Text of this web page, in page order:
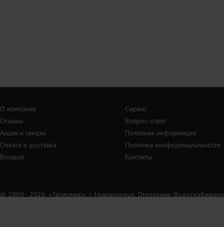
О компании
Сервис
Отзывы
Вопрос-ответ
Акции и скидки
Полезная информация
Оплата и доставка
Политика конфиденциальности
Возврат
Контакты
© 2009 - 2026, «Тепломир», г. Новокузнецк. Отопление,